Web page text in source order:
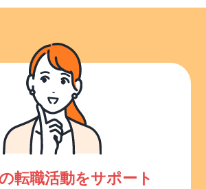
転職活動をサポート